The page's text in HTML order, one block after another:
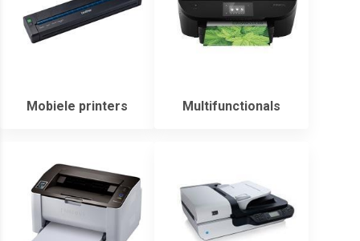
Mobiele printers Multifunctionals